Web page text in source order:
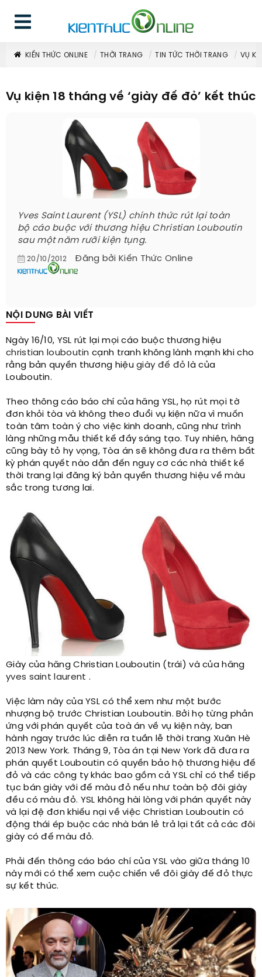
KIẾN THỨC ONLINE THỜI TRANG TIN TỨC THỜI TRANG VỤ
Vụ kiện 18 tháng về ‘giày đế đỏ’ kết thúc
Yves Saint Laurent (YSL) chính thức rút lại toàn
bộ cáo buộc với thương hiệu Christian Louboutin
sau một năm rưỡi kiện tụng.
20/10/2012 Đăng bởi Kiến Thức Online
NỘI DUNG BÀI VIẾT
Ngày 16/10, YSL rút lại mọi cáo buộc thương hiệu
christian louboutin cạnh tranh không lành mạnh khi cho
rằng bản quyền thương hiệugiày đế đỏ là của
Louboutin.
Theo thông cáo báo chí của hãng YSL, họ rút mọi tờ
đơn khỏi tòa và không theo đuổi vụ kiện nữa vì muốn
toàn tâm toàn ý cho việc kinh doanh, cũng như trình
làng những mẫu thiết kế đầy sáng tạo. Tuy nhiên, hãng
cũng bày tỏ hy vọng, Tòa án sẽ không đưa ra thêm bất
kỳ phán quyết nào dẫn đến nguy cơ các nhà thiết kế
thời trang lại đăng ký bản quyền thương hiệu về màu
sắc trong tương lai.
Giày của hãng Christian Louboutin (trái) và của hãng
yves saint laurent .
Việc làm này của YSL có thể xem như một bước
nhượng bộ trước Christian Louboutin. Bởi họ từng phản
ứng với phán quyết của toà án về vụ kiện này, ban
hành ngay trước lúc diễn ra tuần lễ thời trang Xuân Hè
2013 New York. Tháng 9, Tòa án tại New York đã đưa ra
phán quyết Louboutin có quyền bảo hộ thương hiệu đế
đỏ và các công ty khác bao gồm cả YSL chỉ có thể tiếp
tục bán giày với đế màu đỏ nếu như toàn bộ đôi giày
đều có màu đỏ. YSL không hài lòng với phán quyết này
và lại đệ đơn khiếu nại về việc Christian Louboutin có
động thái ép buộc các nhà bán lẻ trả lại tất cả các đôi
giày có đế màu đỏ.
Phải đến thông cáo báo chí của YSL vào giữa tháng 10
này mới có thể xem cuộc chiến về đôi giày đế đỏ thực
sự kết thúc.